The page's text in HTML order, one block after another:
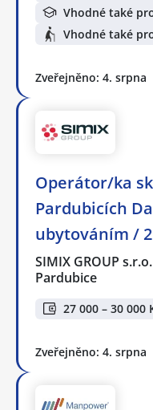
Vhodné také
Vhodné také
Zveřejněno: 4. srpna
Operátor/ka
Pardubicích
ubytováním /
SIMIX GROUP s.r.o.
Pardubice
27 000 – 30 000
Zveřejněno: 4. srpna